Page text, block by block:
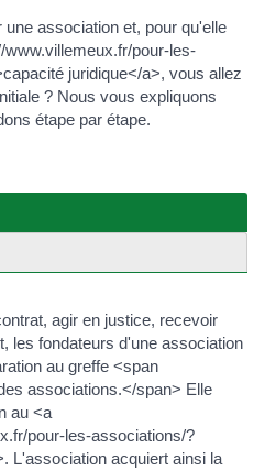
association et, pour qu'elle
pour-les-
juridique</a>, vous allez
? Nous vous expliquons
étape par étape.
agir en justice, recevoir
les fondateurs d'une association
au greffe <span
associations.</span> Elle
au <a
pour-les-associations/?
L'association acquiert ainsi la